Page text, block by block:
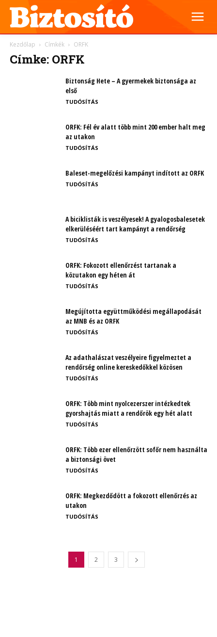
Kezdőlap Címkék ORFK
Címke: ORFK
Biztonság Hete – A gyermekek biztonsága az
első
TUDÓSÍTÁS
ORFK: Fél év alatt több mint 200 ember halt meg
az utakon
TUDÓSÍTÁS
Baleset-megelőzési kampányt indított az ORFK
TUDÓSÍTÁS
A biciklisták is veszélyesek! A gyalogosbalesetek
elkerüléséért tart kampányt a rendőrség
TUDÓSÍTÁS
ORFK: Fokozott ellenőrzést tartanak a
közutakon egy héten át
TUDÓSÍTÁS
Megújította együttműködési megállapodását
az MNB és az ORFK
TUDÓSÍTÁS
Az adathalászat veszélyeire figyelmeztet a
rendőrség online kereskedőkkel közösen
TUDÓSÍTÁS
ORFK: Több mint nyolcezerszer intézkedtek
gyorshajtás miatt a rendőrök egy hét alatt
TUDÓSÍTÁS
ORFK: Több ezer ellenőrzött sofőr nem használta
a biztonsági övet
TUDÓSÍTÁS
ORFK: Megkezdődött a fokozott ellenőrzés az
utakon
TUDÓSÍTÁS
1 2 3